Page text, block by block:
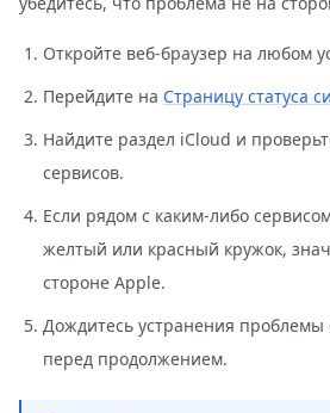
Откройте веб-браузер на любом
Перейдите на Страницу статуса
Найдите раздел iCloud и
сервисов.
Если рядом с каким-либо
желтый или красный кружок,
стороне Apple.
Дождитесь устранения проблемы
перед продолжением.